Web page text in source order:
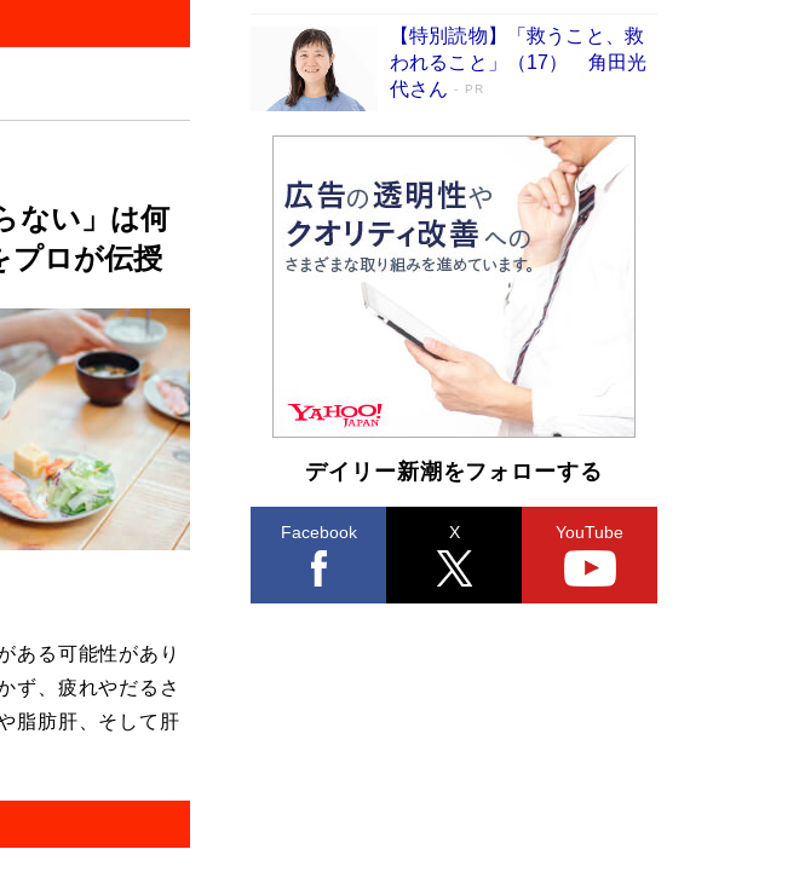
ない」は何
ロが伝授
ある可能性があり
ず、疲れやだるさ
脂肪肝、そして肝
Book Bang
竹内由恵の前に現れた「テレビ観ないんだよね
ぇ」という男性…夫を選んでテレ朝退社したワケ
Book Bang
家・阿刀田高さんが、ひとり暮らしの生活を明か
和田秀樹の70代、80代向け新書がベスト3を独
占 上半期1位にも選出［新書ベストセラー］
Book Bang
【特別読物】「救うこと、救
われること」（17） 角田光
代さん
PR
デイリー新潮をフォローする
Facebook X YouTube